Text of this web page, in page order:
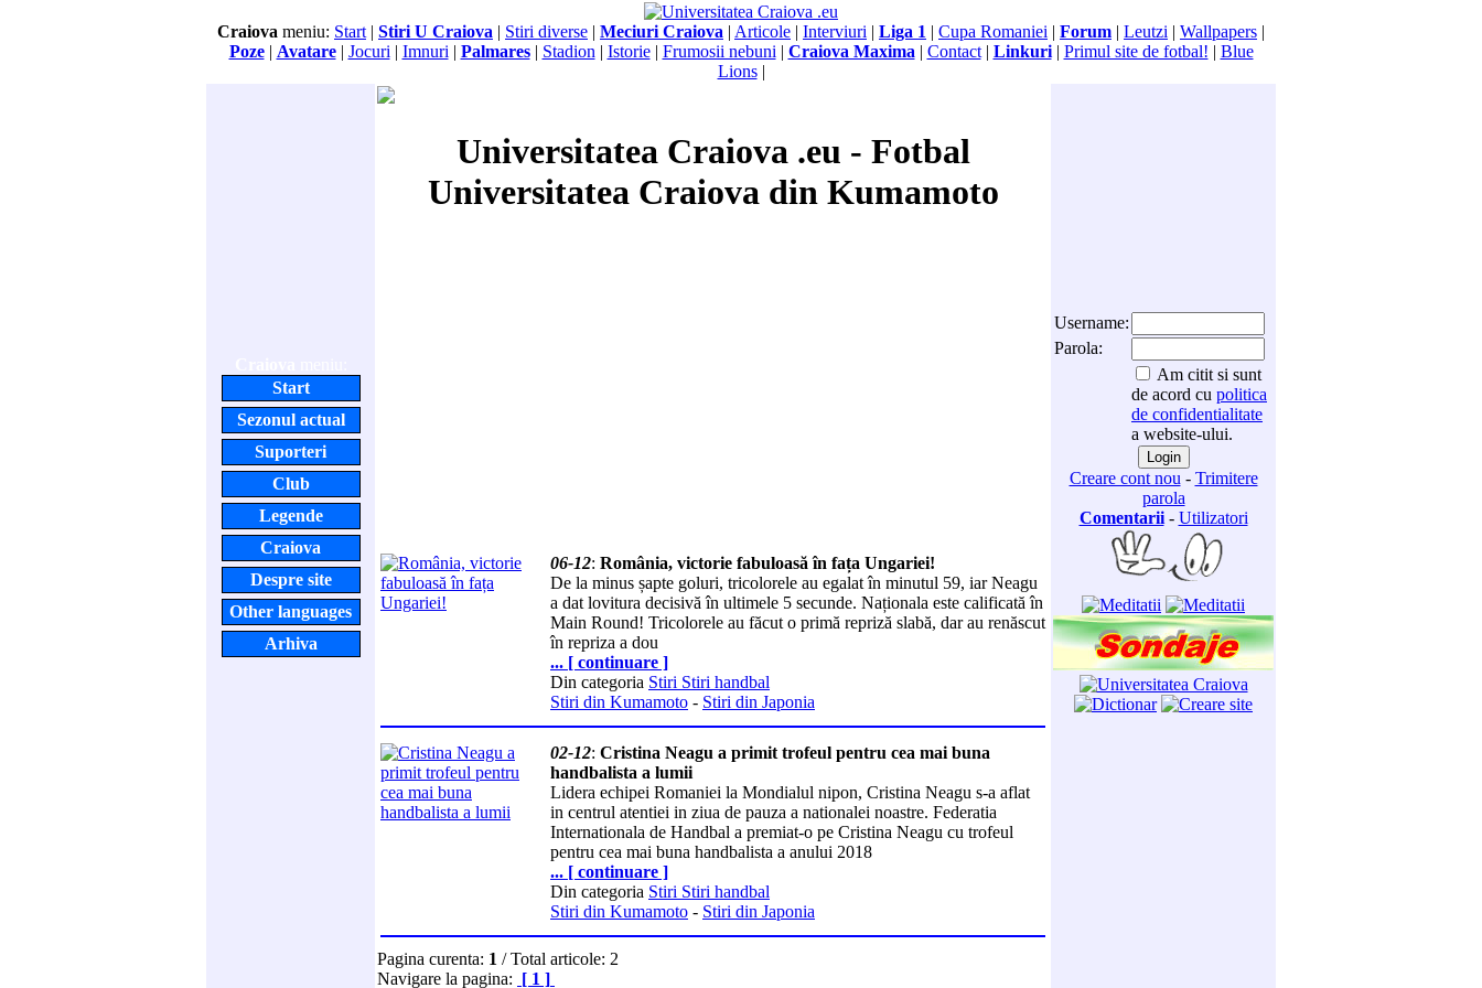
Craiova meniu: Start | Stiri U Craiova | Stiri diverse | Meciuri Craiova | Articole | Interviuri | Liga 1 | Cupa Romaniei | Forum | Leutzi | Wallpapers |
Poze| Avatare| Jocuri | Imnuri | Palmares| Stadion | Istorie| Frumosii nebuni | Craiova Maxima | Contact| Linkuri| Primul site de fotbal! | Blue
Lions|
Start
Sezonul actual
Suporteri
Club
Legende
Craiova
Despre site
Other languages
Arhiva
Universitatea Craiova .eu - Fotbal
Universitatea Craiova din Kumamoto
06-12: România, victorie fabuloasă în fața Ungariei!
De la minus șapte goluri, tricolorele au egalat în minutul 59, iar Neagu
a dat lovitura decisivă în ultimele 5 secunde. Naționala este calificată în
Main Round! Tricolorele au făcut o primă repriză slabă, dar au renăscut
în repriza a dou
... [ continuare ]
Din categoria Stiri Stiri handbal
Stiri din Kumamoto - Stiri din Japonia
02-12: Cristina Neagu a primit trofeul pentru cea mai buna
handbalista a lumii
Lidera echipei Romaniei la Mondialul nipon, Cristina Neagu s-a aflat
in centrul atentiei in ziua de pauza a nationalei noastre. Federatia
Internationala de Handbal a premiat-o pe Cristina Neagu cu trofeul
pentru cea mai buna handbalista a anului 2018
... [ continuare ]
Din categoria Stiri Stiri handbal
Stiri din Kumamoto - Stiri din Japonia
Pagina curenta: 1 / Total articole: 2
Navigare la pagina: [ 1 ]
Username:
Parola:
Am citit si sunt
de acord cu politica
de confidentialitate
a website-ului.
Creare cont nou - Trimitere
parola
Comentarii- Utilizatori